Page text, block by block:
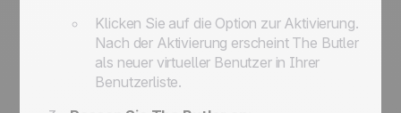
Klicken Sie auf die Option zur Aktivierung.
Nach der Aktivierung erscheint The Butler
als neuer virtueller Benutzer in Ihrer
Benutzerliste.